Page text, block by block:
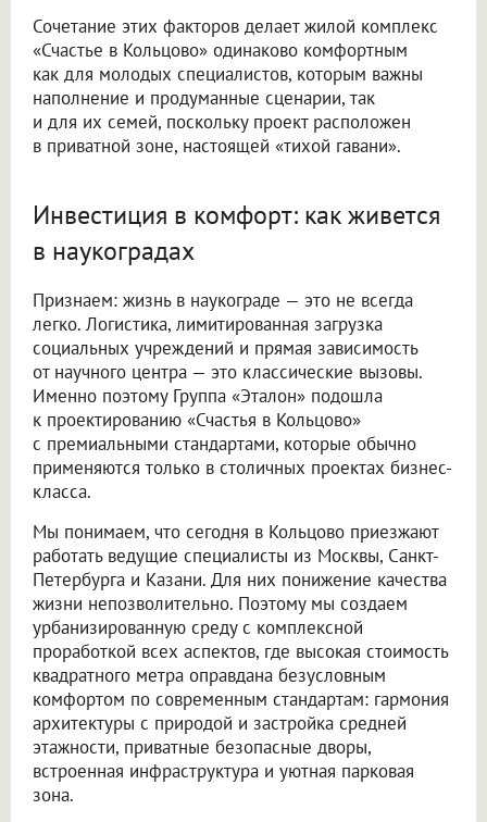
Сочетание этих факторов делает жилой комплекс
«Счастье в Кольцово» одинаково комфортным
как для молодых специалистов, которым важны
наполнение и продуманные сценарии, так
и для их семей, поскольку проект расположен
в приватной зоне, настоящей «тихой гавани».
Инвестиция в комфорт: как живется
в наукоградах
Признаем: жизнь в наукограде — это не всегда
легко. Логистика, лимитированная загрузка
социальных учреждений и прямая зависимость
от научного центра — это классические вызовы.
Именно поэтому Группа «Эталон» подошла
к проектированию «Счастья в Кольцово»
с премиальными стандартами, которые обычно
применяются только в столичных проектах бизнес-
класса.
Мы понимаем, что сегодня в Кольцово приезжают
работать ведущие специалисты из Москвы, Санкт-
Петербурга и Казани. Для них понижение качества
жизни непозволительно. Поэтому мы создаем
урбанизированную среду с комплексной
проработкой всех аспектов, где высокая стоимость
квадратного метра оправдана безусловным
комфортом по современным стандартам: гармония
архитектуры с природой и застройка средней
этажности, приватные безопасные дворы,
встроенная инфраструктура и уютная парковая
зона.